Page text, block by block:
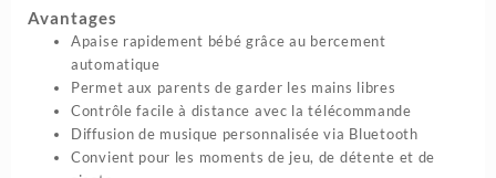
Avantages
Apaise rapidement bébé grâce au bercement
automatique
Permet aux parents de garder les mains libres
Contrôle facile à distance avec la télécommande
Diffusion de musique personnalisée via Bluetooth
Convient pour les moments de jeu, de détente et de